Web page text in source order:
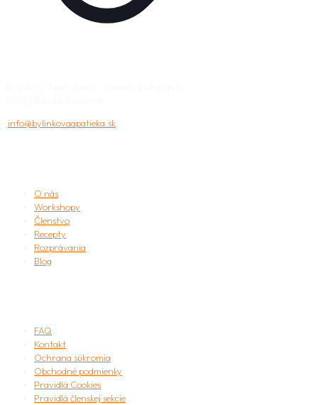
info@bylinkovaapatieka.sk
O nás
Workshopy
Členstvo
Recepty
Rozprávania
Blog
FAQ
Kontakt
Ochrana súkromia
Obchodné podmienky
Pravidlá Cookies
Pravidlá členskej sekcie